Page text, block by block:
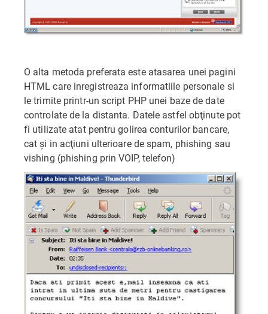
O alta metoda preferata este atasarea unei pagini
HTML care inregistreaza informatiile personale si
le trimite printr-un script PHP unei baze de date
controlate de la distanta. Datele astfel obţinute pot
fi utilizate atat pentru golirea conturilor bancare,
cat şi in acţiuni ulterioare de spam, phishing sau
vishing (phishing prin VOIP, telefon)